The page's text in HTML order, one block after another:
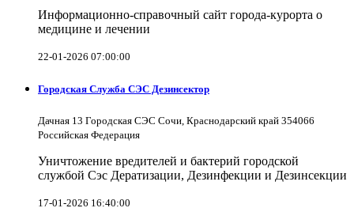
Информационно-справочный сайт города-курорта о
медицине и лечении
22-01-2026 07:00:00
Городская Служба СЭС Дезинсектор
Дачная 13 Городская СЭС Сочи, Краснодарский край 354066
Российская Федерация
Уничтожение вредителей и бактерий городской
службой Сэс Дератизации, Дезинфекции и Дезинсекции
17-01-2026 16:40:00